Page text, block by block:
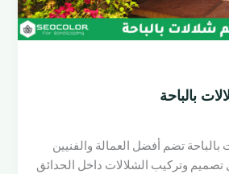
بالباحة
تضم أفضل العمالة والفنيين
وتركيب الشلالات داخل الحدائق